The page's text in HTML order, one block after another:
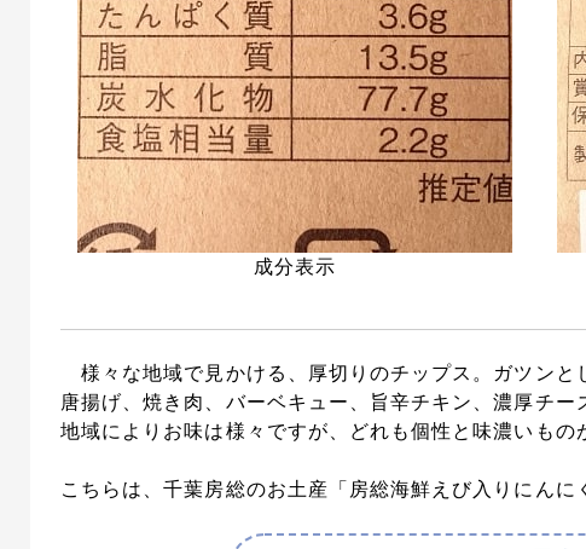
成分表示
様々な地域で見かける、厚切りのチップス。ガツンと
唐揚げ、焼き肉、バーベキュー、旨辛チキン、濃厚チー
地域によりお味は様々ですが、どれも個性と味濃いもの
こちらは、千葉房総のお土産「房総海鮮えび入りにんに